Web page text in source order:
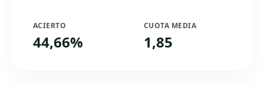
ACIERTO
44,66%
CUOTA MEDIA
1,85